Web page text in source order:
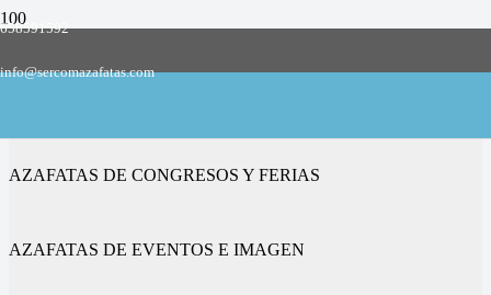
658591592
info@sercomazafatas.com
AZAFATAS DE CONGRESOS Y FERIAS
AZAFATAS DE EVENTOS E IMAGEN